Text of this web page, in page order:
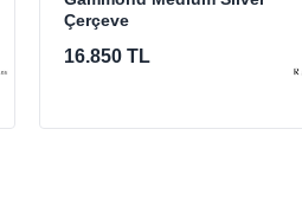
Çerçeve
16.850 TL